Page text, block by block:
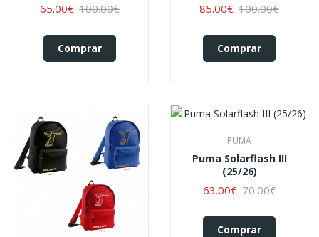
65.00€ 100.00€
Comprar
85.00€ 100.00€
Comprar
PUMA
Puma Solarflash III
(25/26)
63.00€ 70.00€
Comprar